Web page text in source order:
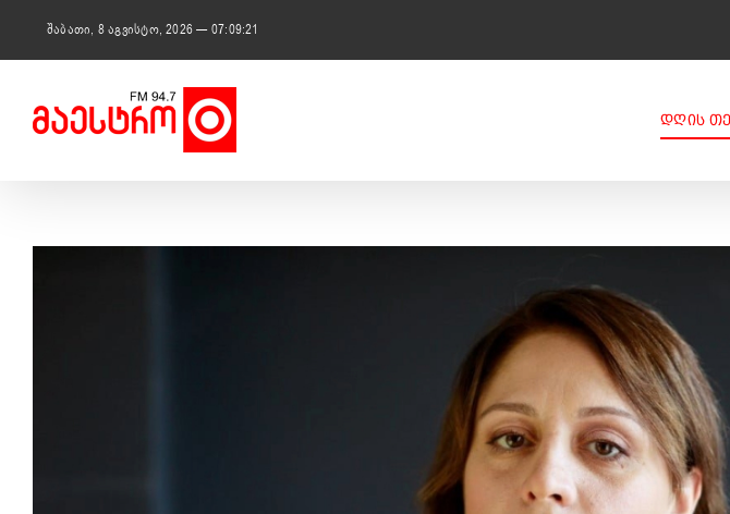
შაბათი, 8 აგვისტო, 2026 — 07:09:22
ᲓᲦᲘᲡ